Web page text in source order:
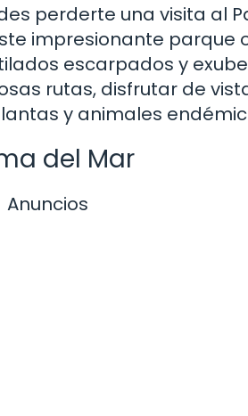
perderte una visita al
impresionante parque
escarpados y
rutas, disfrutar de
y animales
del Mar
Anuncios